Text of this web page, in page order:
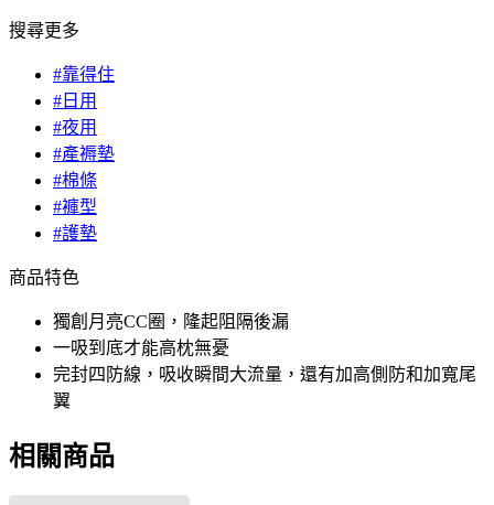
搜尋更多
#靠得住
#日用
#夜用
#產褥墊
#棉條
#褲型
#護墊
商品特色
獨創月亮CC圈，隆起阻隔後漏
一吸到底才能高枕無憂
完封四防線，吸收瞬間大流量，還有加高側防和加寬尾
翼
相關商品